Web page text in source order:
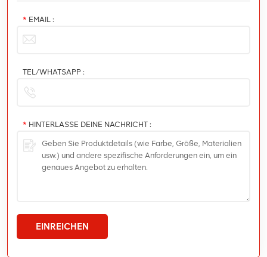
* EMAIL :
TEL/WHATSAPP :
* HINTERLASSE DEINE NACHRICHT :
EINREICHEN